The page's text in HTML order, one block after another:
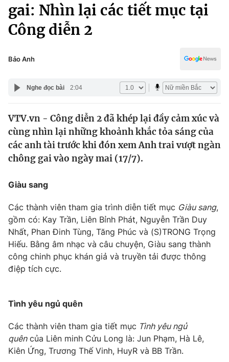
Chính trị
Xã hội
Pháp luật
Y tế
Thế giới
Tin tức
Thế giới đó đây
Câu chuyện quốc tế
Kinh tế
Góc doanh nghiệp
Dữ liệu và đời sống
Truyền hình
Phim VTV
Hậu trường
Nhân vật
Giải trí
Điện ảnh
Sao
Đời sống
Chất lượng cuộc sống
Giáo dục
Tuyển sinh
Học trực tuyến
Công nghệ
Hitech Công nghệ tương lai
Truyền hình
Văn hóa - Giải trí
Y tế
gai: Nhìn lại các tiết mục tại
Công diễn 2
Bảo Anh
Nghe đọc bài 2:04
VTV.vn - Công diễn 2 đã khép lại đầy cảm xúc và
cùng nhìn lại những khoảnh khắc tỏa sáng của
các anh tài trước khi đón xem Anh trai vượt ngàn
chông gai vào ngày mai (17/7).
Giàu sang
Các thành viên tham gia trình diễn tiết mục Giàu sang,
gồm có: Kay Trần, Liên Bỉnh Phát, Nguyễn Trần Duy
Nhất, Phan Đinh Tùng, Tăng Phúc và (S)TRONG Trọng
Hiếu. Bằng âm nhạc và câu chuyện, Giàu sang thành
công chinh phục khán giả và truyền tải được thông
điệp tích cực.
Tình yêu ngủ quên
Các thành viên tham gia tiết mục Tình yêu ngủ
quêncủa Liên minh Cửu Long là: Jun Phạm, Hà Lê,
Kiên Ứng, Trương Thế Vinh, HuyR và BB Trần.